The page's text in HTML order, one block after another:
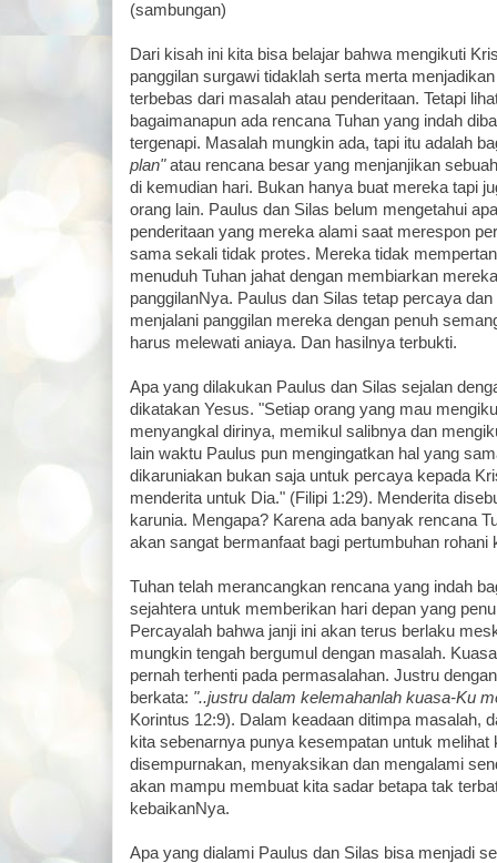
(sambungan)
Dari kisah ini kita bisa belajar bahwa mengikuti
panggilan surgawi tidaklah serta merta
terbebas dari masalah atau penderitaan. Tetapi
bagaimanapun ada rencana Tuhan yang indah
tergenapi. Masalah mungkin ada, tapi itu adalah
plan"atau rencana besar yang menjanjikan
di kemudian hari. Bukan hanya buat mereka tapi
orang lain. Paulus dan Silas belum mengetahui
penderitaan yang mereka alami saat merespon
sama sekali tidak protes. Mereka tidak
menuduh Tuhan jahat dengan membiarkan
panggilanNya. Paulus dan Silas tetap percaya
menjalani panggilan mereka dengan penuh
harus melewati aniaya. Dan hasilnya terbukti.
Apa yang dilakukan Paulus dan Silas sejalan
dikatakan Yesus. "Setiap orang yang mau
menyangkal dirinya, memikul salibnya dan
lain waktu Paulus pun mengingatkan hal yang
dikaruniakan bukan saja untuk percaya kepada
menderita untuk Dia." (Filipi 1:29). Menderita
karunia. Mengapa? Karena ada banyak rencana
akan sangat bermanfaat bagi pertumbuhan rohani
Tuhan telah merancangkan rencana yang indah
sejahtera untuk memberikan hari depan yang
Percayalah bahwa janji ini akan terus berlaku
mungkin tengah bergumul dengan masalah.
pernah terhenti pada permasalahan. Justru
berkata: "..justru dalam kelemahanlah kuasa-Ku
Korintus 12:9). Dalam keadaan ditimpa masalah,
kita sebenarnya punya kesempatan untuk melihat
disempurnakan, menyaksikan dan mengalami
akan mampu membuat kita sadar betapa tak
kebaikanNya.
Apa yang dialami Paulus dan Silas bisa menjadi